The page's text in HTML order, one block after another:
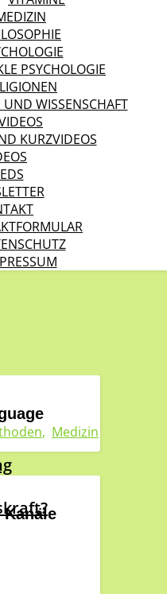
PSYCHOLOGIE
WISSENSCHAFT
KURZVIDEOS
, Medizin
Kanäle